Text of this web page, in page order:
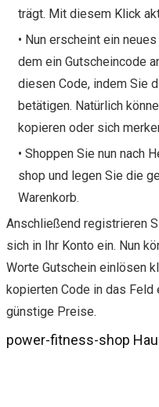
trägt. Mit diesem Klick
• Nun erscheint ein
dem ein Gutscheincode
diesen Code, indem Sie
betätigen. Natürlich
kopieren oder sich
• Shoppen Sie nun nach
shop und legen Sie die
Warenkorb.
Anschließend registrieren
sich in Ihr Konto ein. Nun
Worte Gutschein einlösen
kopierten Code in das
günstige Preise.
power-fitness-shop